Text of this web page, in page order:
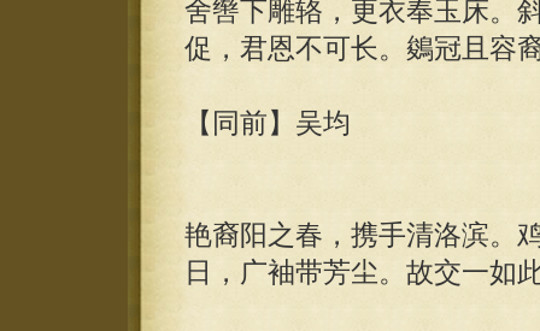
舍辔下雕辂，更衣奉玉床。
促，君恩不可长。鵕冠且容
【同前】吴均
艳裔阳之春，携手清洛滨。
日，广袖带芳尘。故交一如